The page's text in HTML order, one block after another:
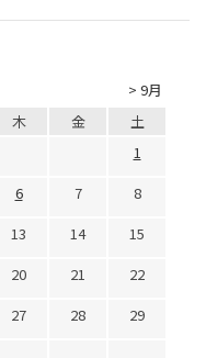
> 9月
木 金
土
1
6 7
8
13 14
15
20 21
22
27 28
29